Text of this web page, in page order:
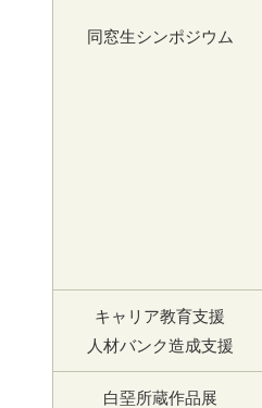
同窓生シンポジウム
キャリア教育支援
人材バンク造成支援
白堊所蔵作品展